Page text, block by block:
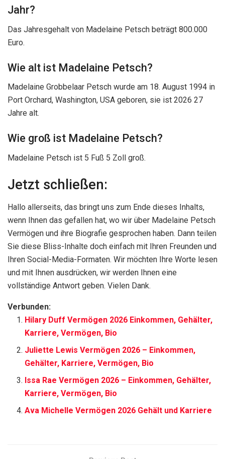
Jahr?
Das Jahresgehalt von Madelaine Petsch beträgt 800.000
Euro.
Wie alt ist Madelaine Petsch?
Madelaine Grobbelaar Petsch wurde am 18. August 1994 in
Port Orchard, Washington, USA geboren, sie ist 2026 27
Jahre alt.
Wie groß ist Madelaine Petsch?
Madelaine Petsch ist 5 Fuß 5 Zoll groß.
Jetzt schließen:
Hallo allerseits, das bringt uns zum Ende dieses Inhalts,
wenn Ihnen das gefallen hat, wo wir über Madelaine Petsch
Vermögen und ihre Biografie gesprochen haben. Dann teilen
Sie diese Bliss-Inhalte doch einfach mit Ihren Freunden und
Ihren Social-Media-Formaten. Wir möchten Ihre Worte lesen
und mit Ihnen ausdrücken, wir werden Ihnen eine
vollständige Antwort geben. Vielen Dank.
Verbunden:
Hilary Duff Vermögen 2026 Einkommen, Gehälter,
Karriere, Vermögen, Bio
Juliette Lewis Vermögen 2026 – Einkommen,
Gehälter, Karriere, Vermögen, Bio
Issa Rae Vermögen 2026 – Einkommen, Gehälter,
Karriere, Vermögen, Bio
Ava Michelle Vermögen 2026 Gehält und Karriere